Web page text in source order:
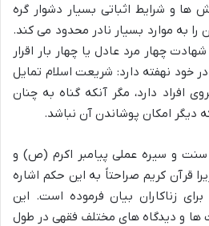
ها و شرایط اثباتی بسیار دشوار گره
به موارد بسیار نادر محدود می کند.
چهار مرد عادل یا چهار بار اقرار
خود نهفته دارد: شریعت اسلام تمایل
افراد دارد، مگر آنکه گناه به چنان
دیگر امکان پوشاندن آن نباشد.
سنت و سیره عملی پیامبر اکرم (ص) و
قرآن کریم صراحتاً به این حکم اشاره
برای زناکاران بیان فرموده است. این
ها و دیدگاه های مختلف فقهی در طول